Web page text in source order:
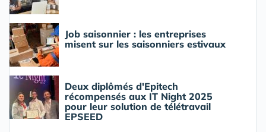
Job saisonnier : les entreprises
misent sur les saisonniers estivaux
Deux diplômés d'Epitech
récompensés aux IT Night 2025
pour leur solution de télétravail
EPSEED